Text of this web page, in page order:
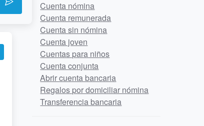
Cuenta nómina
Cuenta remunerada
Cuenta sin nómina
Cuenta joven
Cuentas para niños
Cuenta conjunta
Abrir cuenta bancaria
Regalos por domiciliar nómina
Transferencia bancaria